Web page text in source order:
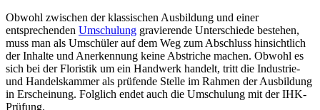
Obwohl zwischen der klassischen Ausbildung und einer
entsprechenden Umschulung gravierende Unterschiede bestehen,
muss man als Umschüler auf dem Weg zum Abschluss hinsichtlich
der Inhalte und Anerkennung keine Abstriche machen. Obwohl es
sich bei der Floristik um ein Handwerk handelt, tritt die Industrie-
und Handelskammer als prüfende Stelle im Rahmen der Ausbildung
in Erscheinung. Folglich endet auch die Umschulung mit der IHK-
Prüfung.